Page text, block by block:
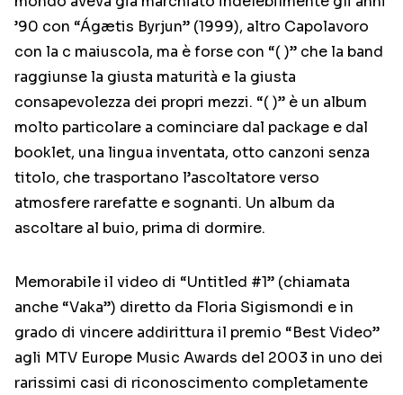
’90 con “Ágætis Byrjun” (1999), altro Capolavoro
con la c maiuscola, ma è forse con “( )” che la band
raggiunse la giusta maturità e la giusta
consapevolezza dei propri mezzi. “( )” è un album
molto particolare a cominciare dal package e dal
booklet, una lingua inventata, otto canzoni senza
titolo, che trasportano l’ascoltatore verso
atmosfere rarefatte e sognanti. Un album da
ascoltare al buio, prima di dormire.
Memorabile il video di “Untitled #1” (chiamata
anche “Vaka”) diretto da Floria Sigismondi e in
grado di vincere addirittura il premio “Best Video”
agli MTV Europe Music Awards del 2003 in uno dei
rarissimi casi di riconoscimento completamente